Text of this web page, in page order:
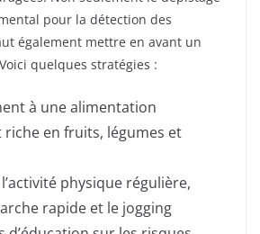
pour la détection des
également mettre en avant un
quelques stratégies :
à une alimentation
riche en fruits, légumes et
physique régulière,
rapide et le jogging